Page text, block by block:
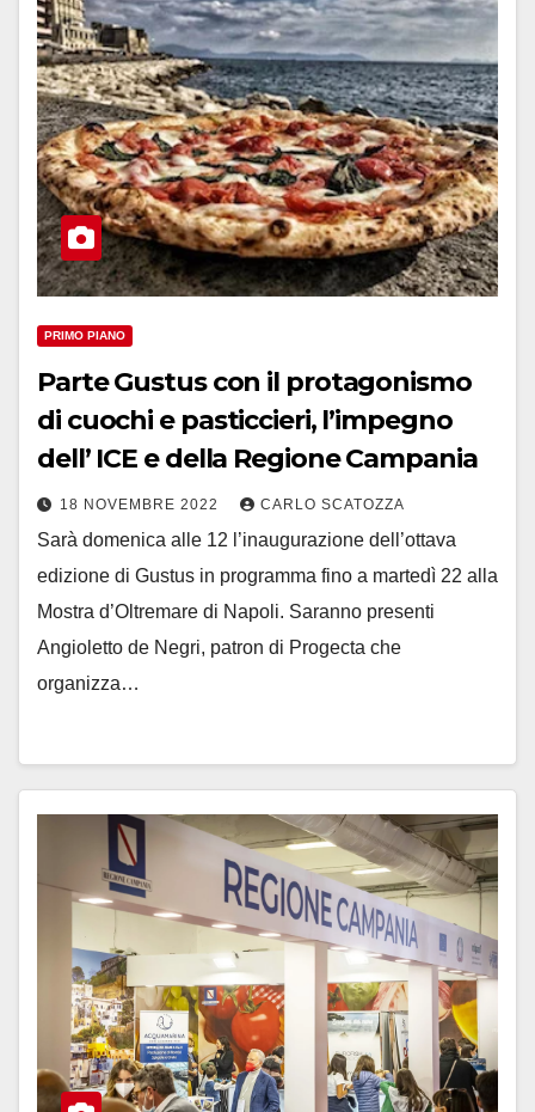
PRIMO PIANO
Parte Gustus con il protagonismo
di cuochi e pasticcieri, l’impegno
dell’ ICE e della Regione Campania
18 NOVEMBRE 2022 CARLO SCATOZZA
Sarà domenica alle 12 l’inaugurazione dell’ottava
edizione di Gustus in programma fino a martedì 22 alla
Mostra d’Oltremare di Napoli. Saranno presenti
Angioletto de Negri, patron di Progecta che
organizza…